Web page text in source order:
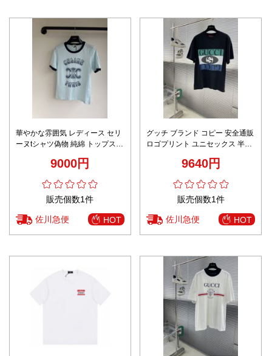
華やかな雰囲気 レディース セリ
ーヌtシャツ偽物 純綿 トップス
服 品質保証 ブルー
9000円
販売個数1件
佐川急便 HOT
グッチ ブランド コピー 安全通販
ロゴプリント ユニセックス 半袖
9640円
販売個数1件
佐川急便 HOT